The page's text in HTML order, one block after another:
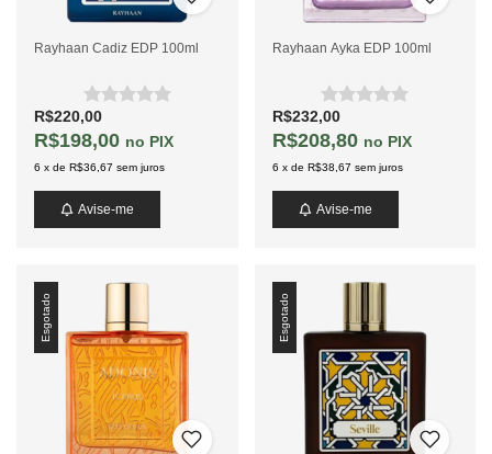
Rayhaan Cadiz EDP 100ml
R$220,00
R$198,00 PIX
6 x de R$36,67 sem juros
Avise-me
Rayhaan Ayka EDP 100ml
R$232,00
R$208,80 PIX
6 x de R$38,67 sem juros
Avise-me
Esgotado Esgotado